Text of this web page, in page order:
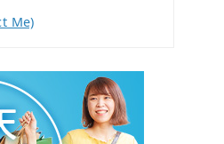
Me)